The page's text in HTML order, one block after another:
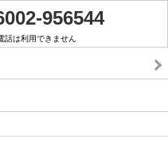
956544
話は利用できません